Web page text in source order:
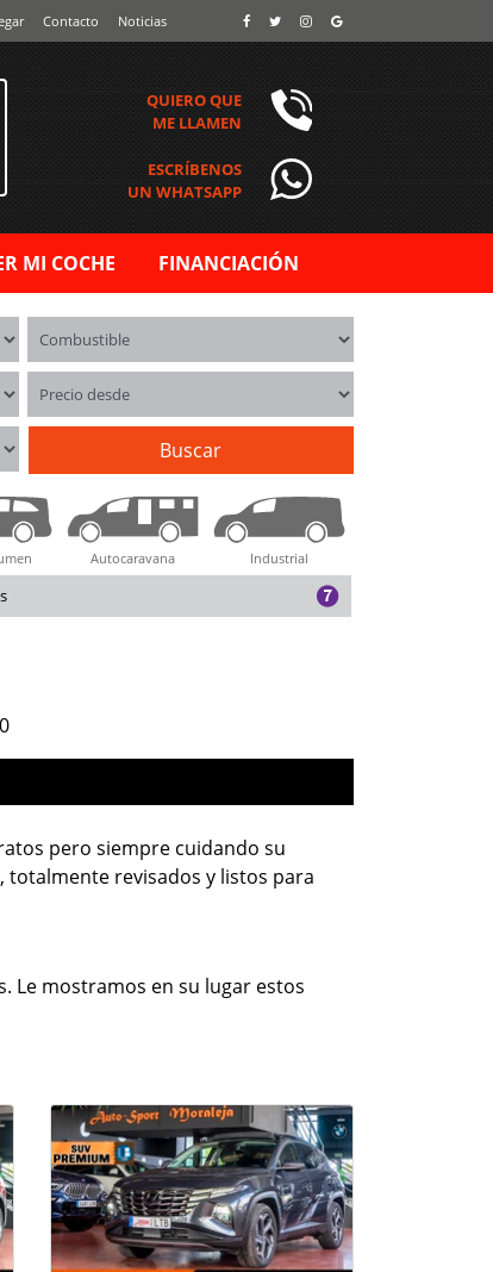
Contacto Noticias
QUIERO QUE
ME LLAMEN
ESCRÍBENOS
UN WHATSAPP
MI COCHE FINANCIACIÓN
Combustible
Precio desde
Buscar
Autocaravana Industrial
pero siempre cuidando su
totalmente revisados y listos para
Le mostramos en su lugar estos